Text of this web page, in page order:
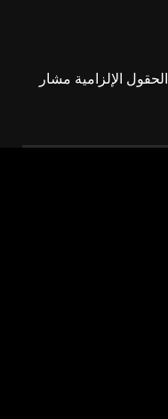
الحقول الإلزامية مشار